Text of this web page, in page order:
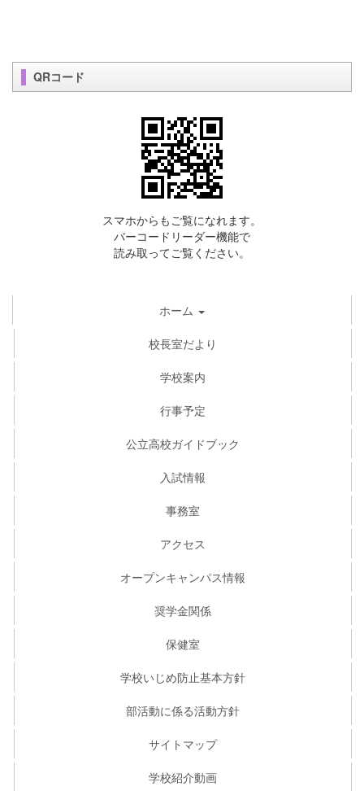
QRコード
スマホからもご覧になれます。
バーコードリーダー機能で
読み取ってご覧ください。
ホーム
校長室だより
学校案内
行事予定
公立高校ガイドブック
入試情報
事務室
アクセス
オープンキャンパス情報
奨学金関係
保健室
学校いじめ防止基本方針
部活動に係る活動方針
サイトマップ
学校紹介動画